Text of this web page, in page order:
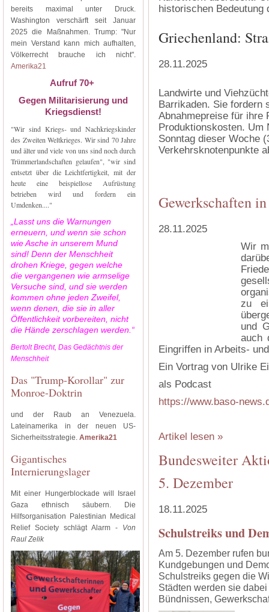
bereits maximal unter Druck.
Washington verschärft seit Januar
2025 die Maßnahmen. Trump: "Nur
mein Verstand kann mich aufhalten,
Völkerrecht brauche ich nicht".
Amerika21
Aufruf 70+
Gegen Militarisierung und
Kriegsdienst!
"Wir sind Kriegs- und Nachkriegskinder
des Zweiten Weltkrieges. Wir sind 70 Jahre
und älter und viele von uns sind noch durch
Trümmerlandschaften gelaufen", "wir sind
entsetzt über die Leichtfertigkeit, mit der
heute eine beispiellose Aufrüstung
betrieben wird und fordern ein
Umdenken...."
„Lasst uns die Warnungen
erneuern, und wenn sie schon
wie Asche in unserem Mund
sind! Denn der Menschheit
drohen Kriege, gegen welche
die vergangenen wie armselige
Versuche sind, und sie werden
kommen ohne jeden Zweifel,
wenn denen, die sie in aller
Öffentlichkeit vorbereiten, nicht
die Hände zerschlagen werden.“
Bertolt Brecht, Das Gedächtnis der
Menschheit
Das "Trump-Korollar" zur
Monroe-Doktrin
und der Raub an Venezuela.
Lateinamerika in der neuen US-
Sicherheitsstrategie. Amerika21
Gigantisches
Internierungslager
Mit einer Hungerblockade will Israel
Gaza ethnisch säubern. Die
Hilfsorganisation Palestinian Medical
Relief Society schlägt Alarm - Von
Raul Zelik
historischen
Griechenland:
28.11.2025
Landwirte und
Barrikaden. Sie fordern
Abnahmepreise für ihre
Produktionskosten. Um
Sonntag dieser Woche
Verkehrsknotenpunkte
Gewerkschaften
28.11.2025
Wir
zu
und
auch
Eingriffen in Arbeits-
Ein Vortrag von Ulrike
als Podcast
https://www.baso-
Artikel lesen »
Bundesweiter
5. Dezember
18.11.2025
Schulstreiks und
Am 5. Dezember rufen
Kundgebungen und
Schulstreiks gegen die
Städten werden sie
Bündnissen,